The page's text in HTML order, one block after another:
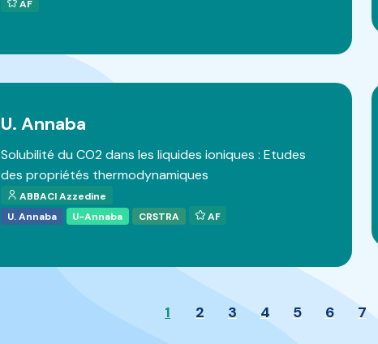
AF
U. Annaba
Solubilité du CO2 dans les liquides ioniques : Etudes
des propriétés thermodynamiques
ABBACI Azzedine
U. Annaba
U-Annaba CRSTRA AF
1 2 3 4 5 6 7